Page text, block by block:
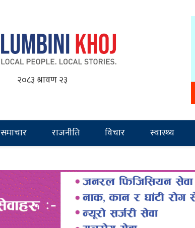
२०८३ श्रावण २३
समाचार राजनीति विचार स्वास्थ्य